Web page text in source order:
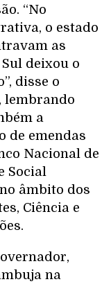
“No
o estado
as
deixou o
disse o
lembrando
a
de emendas
Nacional de
Social
âmbito dos
Ciência e
na